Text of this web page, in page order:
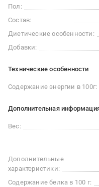
Пол:
Состав:
Диетические особенности:
Добавки:
Технические особенности
Содержание энергии в 100г:
Дополнительная
Вес:
Дополнительные
характеристики:
Содержание белка в 100 г: